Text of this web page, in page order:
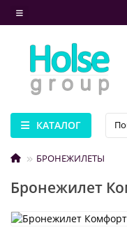
КАТАЛОГ
БРОНЕЖИЛЕТЫ
Бронежилет